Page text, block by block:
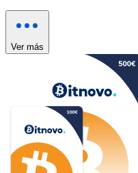
Ver más